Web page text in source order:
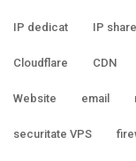
IP dedicat IP
Cloudflare CDN
Website email
securitate VPS